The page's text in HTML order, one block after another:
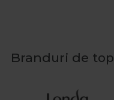
Branduri de top